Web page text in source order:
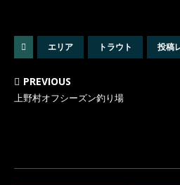
エリア トラウト 投稿
PREVIOUS
上野村オフシーズン釣り場